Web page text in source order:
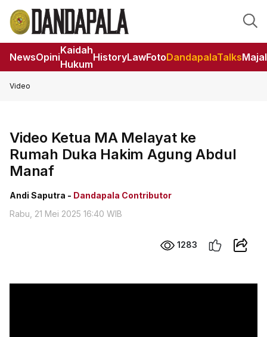
NewsOpini
Kaidah
Hukum
HistoryLawFotoDandapalaTalks
Video
Video Ketua MA Melayat ke
Rumah Duka Hakim Agung Abdul
Manaf
Andi Saputra - Dandapala Contributor
Rabu, 21 Mei 2025 16:40 WIB
1283